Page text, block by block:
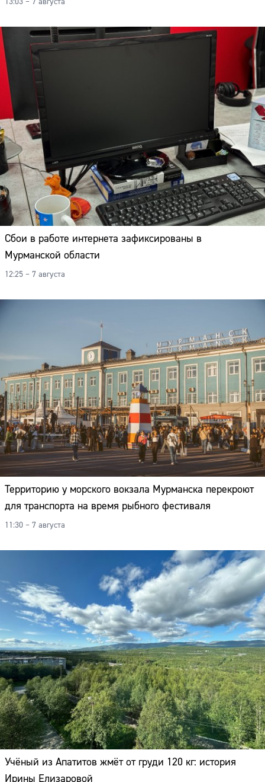
Сбои в работе интернета зафиксированы в
Мурманской области
12:25 – 7 августа
Территорию у морского вокзала Мурманска перекроют
для транспорта на время рыбного фестиваля
11:30 – 7 августа
Учёный из Апатитов жмёт от груди 120 кг: история
Ирины Елизаровой